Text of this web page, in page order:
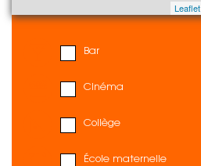
Leaflet
Bar
Cinéma
Collège
École maternelle